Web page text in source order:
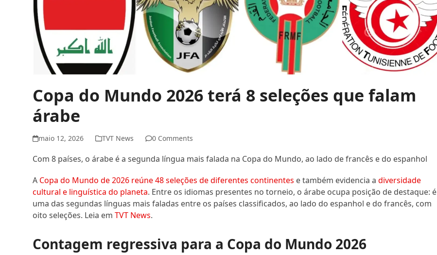
Copa do Mundo 2026 terá 8 seleções que falam
árabe
maio 12, 2026 TVT News 0 Comments
Com 8 países, o árabe é a segunda língua mais falada na Copa do Mundo, ao lado de francês e do espanhol
A Copa do Mundo de 2026 reúne 48 seleções de diferentes continentes e também evidencia adiversidade
cultural e linguística do planeta. Entre os idiomas presentes no torneio, o árabe ocupa posição de destaque: é
uma das segundas línguas mais faladas entre os países classificados, ao lado do espanhol e do francês, com
oito seleções. Leia emTVT News.
Contagem regressiva para a Copa do Mundo 2026